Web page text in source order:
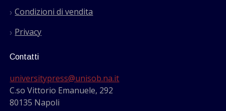
Condizioni di vendita
Privacy
Contatti
universitypress@unisob.na.it
C.so Vittorio Emanuele, 292
80135 Napoli